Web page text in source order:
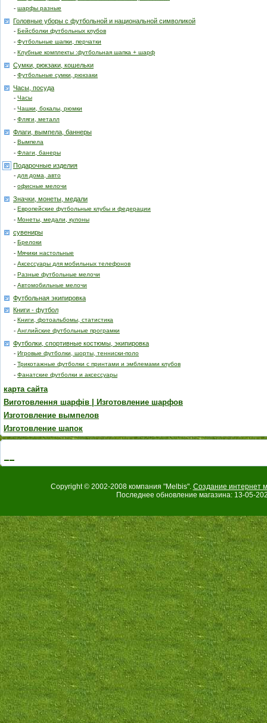
- шарфы разные
Головные уборы с футбольной и национальной символикой
- Бейсболки футбольных клубов
- Футбольные шапки, перчатки
- Клубные комплекты :футбольная шапка + шарф
Сумки, рюкзаки, кошельки
- Футбольные сумки, рюкзаки
Часы, посуда
- Часы
- Чашки, бокалы, рюмки
- Фляги, металл
Флаги, вымпела, баннеры
- Вымпела
- Флаги, банеры
Подарочные изделия
- для дома, авто
- офисные мелочи
Значки, монеты, медали
- Европейские футбольные клубы и федерации
- Монеты, медали, кулоны
сувениры
- Брелоки
- Мячики настольные
- Аксессуары для мобильных телефонов
- Разные футбольные мелочи
- Автомобильные мелочи
Футбольная экипировка
Книги - футбол
- Книги, фотоальбомы, статистика
- Английские футбольные програмки
Футболки, спортивные костюмы, экипировка
- Игровые футболки, шорты, тенниски-поло
- Трикотажные футболки с принтами и эмблемами клубов
- Фанатские футболки и аксессуары
карта сайта
Виготовлення шарфів | Изготовление шарфов
Изготовление вымпелов
Изготовление шапок
Copyright © 2002-2008 компания "Melbis". Создание интернет
Последнее обновление магазина: 13-05-